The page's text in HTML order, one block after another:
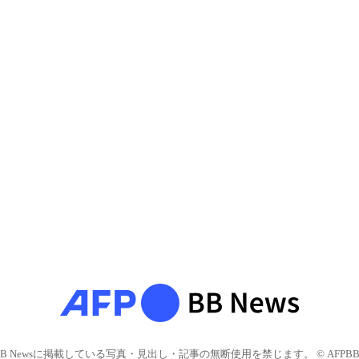
Newsに掲載している写真・見出し・記事の無断使用を禁じます。 © AFPBB